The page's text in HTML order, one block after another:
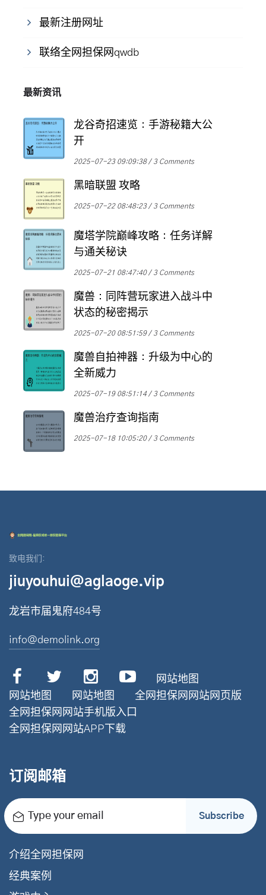
最新注册网址
联络全网担保网qwdb
最新资讯
龙谷奇招速览：手游秘籍大公
开
2025-07-23 09:09:38 3 Comments
黑暗联盟 攻略
2025-07-22 08:48:23 3 Comments
魔塔学院巅峰攻略：任务详解
与通关秘诀
2025-07-21 08:47:40 3 Comments
魔兽：同阵营玩家进入战斗中
状态的秘密揭示
2025-07-20 08:51:59 3 Comments
魔兽自拍神器：升级为中心的
全新威力
2025-07-19 08:51:14 3 Comments
魔兽治疗查询指南
2025-07-18 10:05:20 3 Comments
致电我们:
jiuyouhui@aglaoge.vip
龙岩市届鬼府484号
info@demolink.org
网站地图
网站地图
网站地图
全网担保网网站网页版
全网担保网网站手机版入口
全网担保网网站APP下载
订阅邮箱
Type your email Subscribe
介绍全网担保网
经典案例